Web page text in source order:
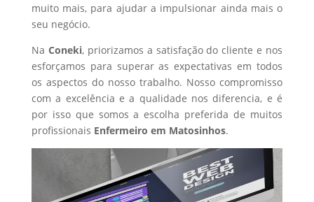
muito mais, para ajudar a impulsionar ainda mais o
seu negócio.
Na Coneki, priorizamos a satisfação do cliente e nos
esforçamos para superar as expectativas em todos
os aspectos do nosso trabalho. Nosso compromisso
com a excelência e a qualidade nos diferencia, e é
por isso que somos a escolha preferida de muitos
profissionais Enfermeiro em Matosinhos.